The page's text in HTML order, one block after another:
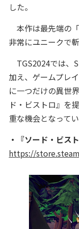
した。
本作は最先端の
非常にユニークで
TGS2024では、
加え、ゲームプレ
に一つだけの異世
ド・ビストロ』を
重な機会となってい
・『ソード・ビス
https://